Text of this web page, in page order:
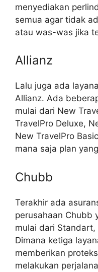
menyediakan
semua agar tidak
atau was-was jika
Allianz
Lalu juga ada
Allianz. Ada
mulai dari New
TravelPro Deluxe,
New TravelPro
mana saja plan
Chubb
Terakhir ada
perusahaan Chubb
mulai dari Standart,
Dimana ketiga
memberikan
melakukan